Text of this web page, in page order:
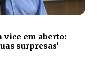
vice em aberto:
surpresas’